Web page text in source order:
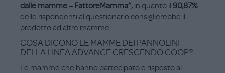
dalle mamme – FattoreMamma”, in quanto il 90,87%
delle rispondenti al questionario consiglierebbe il
prodotto ad altre mamme.
COSA DICONO LE MAMME DEI PANNOLINI
DELLA LINEA ADVANCE CRESCENDO COOP?
Le mamme che hanno partecipato e risposto al